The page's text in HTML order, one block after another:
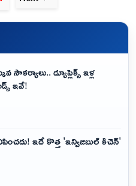
సౌకర్యాలు.. డ్యూప్లెక్స్ ఇళ్ల
ఇవే!
ఇదే కొత్త 'ఇన్విజిబుల్ కిచెన్'